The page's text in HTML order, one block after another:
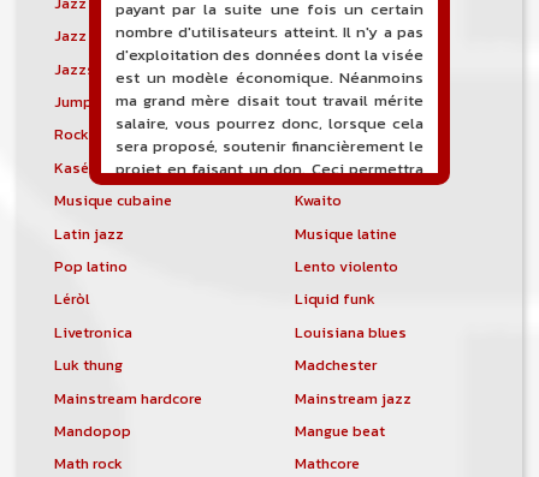
Jazz vocal
Jazz-funk
Jazzstep
Jersey club
Jump blues
Jump-up
Rock canadien
Kansas City blues
Kasékò
Kizomba
Musique cubaine
Kwaito
Latin jazz
Musique latine
Pop latino
Lento violento
Léròl
Liquid funk
Livetronica
Louisiana blues
Luk thung
Madchester
Mainstream hardcore
Mainstream jazz
Mandopop
Mangue beat
Math rock
Mathcore
payant par la suite une fois un certain
nombre d'utilisateurs atteint. Il n'y a pas
d'exploitation des données dont la visée
est un modèle économique. Néanmoins
ma grand mère disait tout travail mérite
salaire, vous pourrez donc, lorsque cela
sera proposé, soutenir financièrement le
projet en faisant un don. Ceci permettra
de financer l'hébergement, le nom de
de développement du site, et peut-être
une campagne de communication. Il va
comptabilité sera totalement publique
visible directement sur le site.
Un nouveau service de petites annonces
pour musicien vous est proposé sur le
site. Ce service permet, lorsque vous
êtes musiciens ou un groupe, un
orchestre, DJ, etc... de chercher un/des